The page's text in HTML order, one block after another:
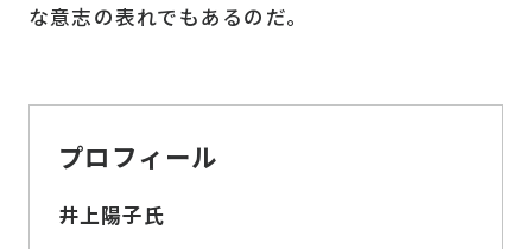
な意志の表れでもあるのだ。
プロフィール
井上陽子氏